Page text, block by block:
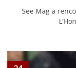
See Mag a